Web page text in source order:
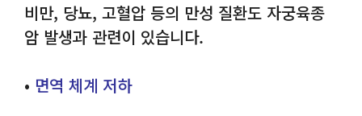
비만, 당뇨, 고혈압 등의 만성 질환도 자궁육종
암 발생과 관련이 있습니다.
• 면역 체계 저하